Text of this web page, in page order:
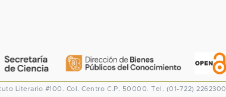
Literario #100. Col. Centro C.P. 50000. Tel. (01-722) 2262300